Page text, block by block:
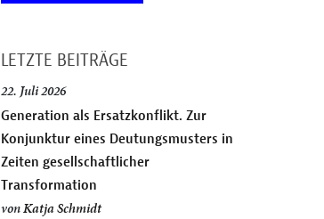
LETZTE BEITRÄGE
22. Juli 2026
Generation als Ersatzkonflikt. Zur
Konjunktur eines Deutungsmusters in
Zeiten gesellschaftlicher
Transformation
vonKatja Schmidt